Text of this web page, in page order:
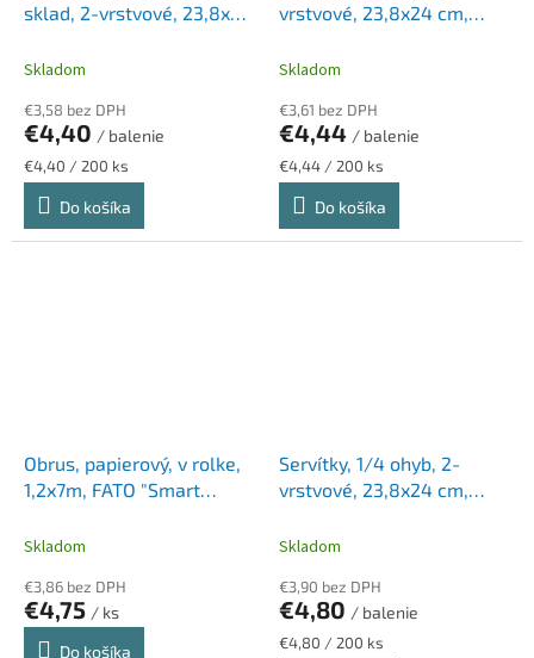
sklad, 2-vrstvové, 23,8x24
tmavomodrá
Skladom
€3,58 bez DPH
€4,40 / balenie
Jednotková
cena:
€4,40 / 200 ks
Do košíka
vrstvové, 23,8x24 cm,
bordová
Skladom
€3,61 bez DPH
€4,44 / balenie
Jednotková
cena:
€4,44 / 200 ks
Do košíka
Obrus, papierový, v rolke,
1,2x7m, FATO "Smart
Skladom
€3,86 bez DPH
€4,75 / ks
Do košíka
Servítky, 1/4 ohyb, 2-
vrstvové, 23,8x24 cm,
tmavozelená
Skladom
€3,90 bez DPH
€4,80 / balenie
Jednotková
€4,80 / 200 ks